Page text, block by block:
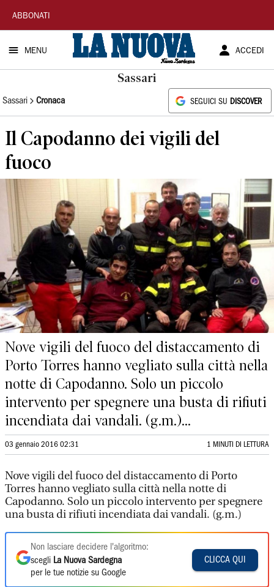
La
Nuova
Sardegna
ABBONATI
MENU ACCEDI
Sassari
Sassari Cronaca SEGUICI SU DISCOVER
Il Capodanno dei vigili del
fuoco
Nove vigili del fuoco del distaccamento di
Porto Torres hanno vegliato sulla città nella
notte di Capodanno. Solo un piccolo
intervento per spegnere una busta di rifiuti
incendiata dai vandali. (g.m.)...
03 gennaio 2016 02:31 1 MINUTI DI LETTURA
Nove vigili del fuoco del distaccamento di Porto
Torres hanno vegliato sulla città nella notte di
Capodanno. Solo un piccolo intervento per spegnere
una busta di rifiuti incendiata dai vandali. (g.m.)
Non lasciare decidere l'algoritmo:
scegli La Nuova Sardegna
per le tue notizie su Google
CLICCA QUI